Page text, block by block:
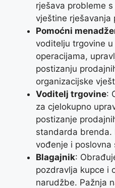
rješava probleme
vještine rješavanja
Pomoćni
voditelju trgovine
operacijama,
postizanju
organizacijske
Voditelj trgovine:
za cjelokupno
postizanje
standarda brenda.
vođenje i poslovna
Blagajnik:
pozdravlja kupce i
narudžbe. Pažnja